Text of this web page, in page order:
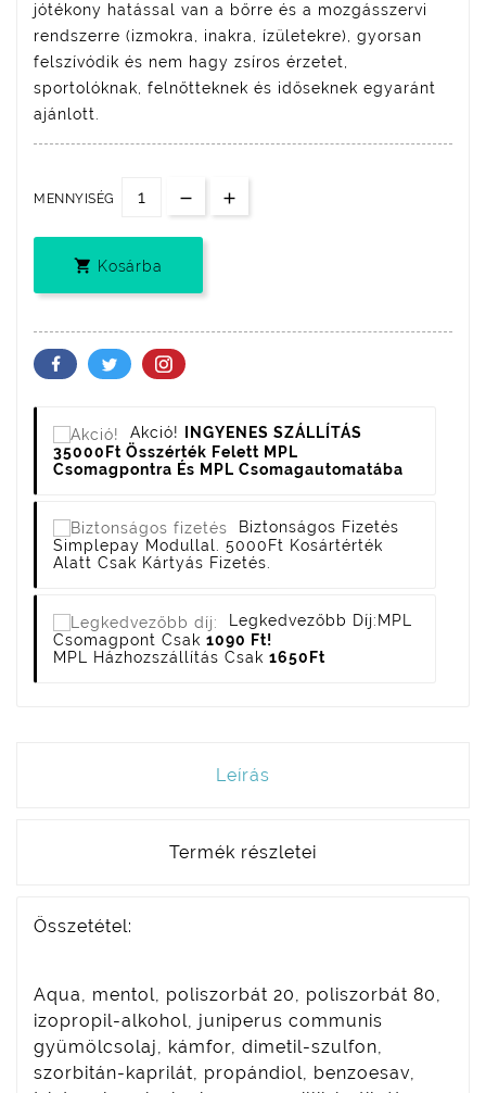
jótékony hatással van a bőrre és a mozgásszervi
rendszerre (izmokra, inakra, ízületekre), gyorsan
felszívódik és nem hagy zsíros érzetet,
sportolóknak, felnőtteknek és időseknek egyaránt
ajánlott.
MENNYISÉG
 Kosárba
Akció!
INGYENES SZÁLLÍTÁS
35000Ft Összérték Felett MPL
Csomagpontra És MPL Csomagautomatába
Biztonságos Fizetés
Simplepay Modullal. 5000Ft Kosártérték
Alatt Csak Kártyás Fizetés.
Legkedvezőbb Díj: MPL
Csomagpont Csak 1090 Ft!
MPL Házhozszállítás Csak 1650Ft
Leírás
Termék részletei
Összetétel:
Aqua, mentol, poliszorbát 20, poliszorbát 80,
izopropil-alkohol, juniperus communis
gyümölcsolaj, kámfor, dimetil-szulfon,
szorbitán-kaprilát, propándiol, benzoesav,